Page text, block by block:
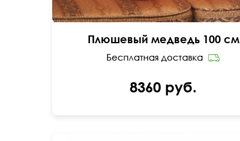
Плюшевый медведь 100 см
8360 руб.